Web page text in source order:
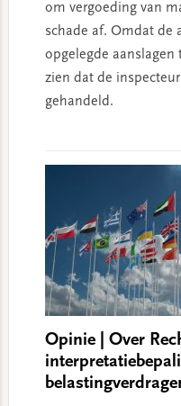
om vergoeding van
schade af. Omdat de
opgelegde
zien dat de
gehandeld.
Opinie | Over